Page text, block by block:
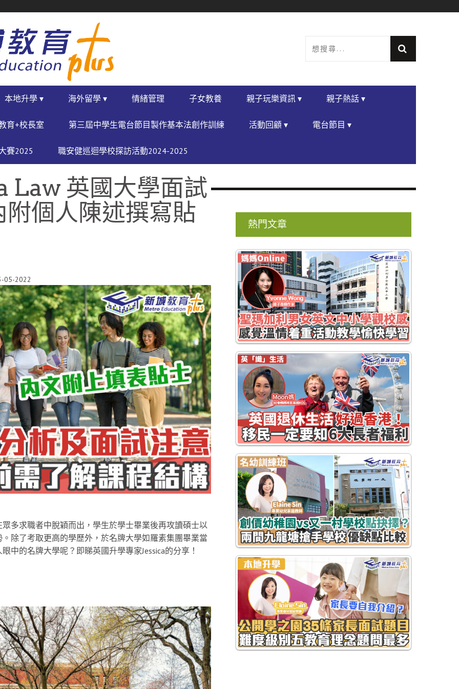
本地升學 ▾ 海外留學 ▾ 情緒管理 子女教養 親子玩樂資訊 ▾ 親子熱話 ▾
育+校長室 第三屆中學生電台節目製作基本法創作訓練 活動回顧 ▾ 電台節目 ▾
賽2025 職安健巡迴學校探訪活動2024-2025
Law 英國大學面試
個人陳述撰寫貼
05-2022
多求職者中脫穎而出，學生於學士畢業後再攻讀碩士以
除了考取更高的學歷外，於名牌大學如羅素集團畢業當
中的名牌大學呢？即睇英國升學專家Jessica的分享！
熱門文章